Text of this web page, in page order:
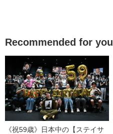
Recommended for you
《祝59歳》日本中の【ステイサ